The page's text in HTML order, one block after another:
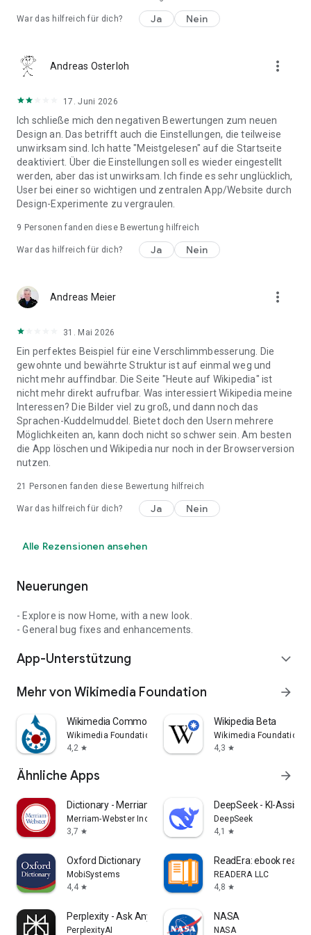
Datenschutzerklärung:
Nutzungsbedingungen:
Über die Wikimedia-Stiftung:
Die Wikimedia Foundation ist eine gemeinnützige
Organisation, die Wikipedia und die anderen Wikimedia-
Projekte unterstützt und betreibt. Die Wikimedia Foundation
ist eine gemeinnützige Organisation, : die hauptsächlich
durch Spenden finanziert wird. Für weitere Informationen
War das hilfreich für dich? Ja Nein
Andreas Osterloh more_vert
17. Juni 2026
Ich schließe mich den negativen Bewertungen zum neuen
Design an. Das betrifft auch die Einstellungen, die teilweise
unwirksam sind. Ich hatte "Meistgelesen" auf die Startseite
deaktiviert. Über die Einstellungen soll es wieder eingestellt
werden, aber das ist unwirksam. Ich finde es sehr unglücklich,
User bei einer so wichtigen und zentralen App/Website durch
Design-Experimente zu vergraulen.
9 Personen fanden diese Bewertung hilfreich
War das hilfreich für dich? Ja Nein
Andreas Meier more_vert
31. Mai 2026
Ein perfektes Beispiel für eine Verschlimmbesserung. Die
gewohnte und bewährte Struktur ist auf einmal weg und
nicht mehr auffindbar. Die Seite "Heute auf Wikipedia" ist
nicht mehr direkt aufrufbar. Was interessiert Wikipedia meine
Interessen? Die Bilder viel zu groß, und dann noch das
Sprachen-Kuddelmuddel. Bietet doch den Usern mehrere
Möglichkeiten an, kann doch nicht so schwer sein. Am besten
die App löschen und Wikipedia nur noch in der Browserversion
nutzen.
21 Personen fanden diese Bewertung hilfreich
War das hilfreich für dich? Ja Nein
Alle Rezensionen ansehen
Neuerungen
- Explore is now Home, with a new look.
- General bug fixes and enhancements.
App-Unterstützung expand_more
Mehr von Wikimedia Foundation arrow_forward
Wikimedia Commons
Wikimedia Foundation
4,2 star
Wikipedia Beta
Wikimedia Foundation
4,3 star
Ähnliche Apps arrow_forward
Dictionary - Merriam-Webster
Merriam-Webster Inc.
3,7 star
DeepSeek - KI-
DeepSeek
4,1
star
Oxford Dictionary
MobiSystems
4,4 star
ReadEra: ebook
READERA LLC
4,8 star
Perplexity - Ask Anything
PerplexityAI
NASA
NASA